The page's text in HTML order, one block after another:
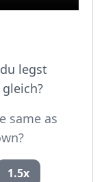
legst
same as
1.5x